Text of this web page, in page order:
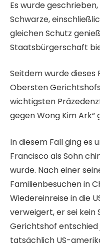
Es wurde
Schwarze,
gleichen Schutz
Staatsbürgerschaft
Seitdem wurde dieses
Obersten
wichtigsten
gegen Wong Kim Ark“
In diesem Fall ging es
Francisco als Sohn
wurde. Nach einer
Familienbesuchen in
Wiedereinreise in die
verweigert, er sei
Gerichtshof entschied
tatsächlich US-